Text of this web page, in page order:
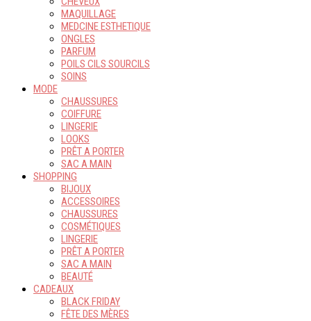
MAQUILLAGE
MEDCINE ESTHETIQUE
ONGLES
PARFUM
POILS CILS SOURCILS
SOINS
MODE
CHAUSSURES
COIFFURE
LINGERIE
LOOKS
PRÊT A PORTER
SAC A MAIN
SHOPPING
BIJOUX
ACCESSOIRES
CHAUSSURES
COSMÉTIQUES
LINGERIE
PRÊT A PORTER
SAC A MAIN
BEAUTÉ
CADEAUX
BLACK FRIDAY
FÊTE DES MÈRES